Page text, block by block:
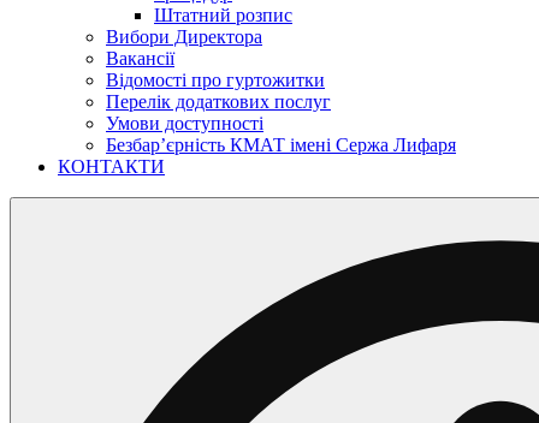
Штатний розпис
Вибори Директора
Вакансії
Відомості про гуртожитки
Перелік додаткових послуг
Умови доступності
Безбар’єрність КМАТ імені Сержа Лифаря
КОНТАКТИ